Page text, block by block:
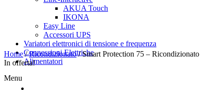
AKUA Touch
IKONA
Easy Line
Accessori UPS
Variatori elettronici di tensione e frequenza
Connessioni Elettriche
Alimentatori
Menu
Home/Ricondizionato/Smart Protection 75 – Ricondizionato
In offerta!